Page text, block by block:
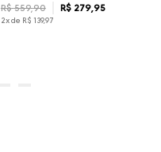
R$ 559,90 R$ 279, 95
2x de R$ 139,97